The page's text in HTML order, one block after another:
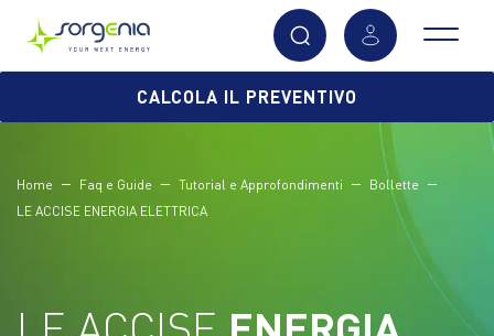
Home Faq e Guide Tutorial e Approfondimenti
Bollette
LE ACCISE ENERGIA ELETTRICA
CALCOLA IL PREVENTIVO